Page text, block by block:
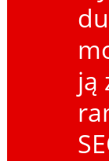
ją